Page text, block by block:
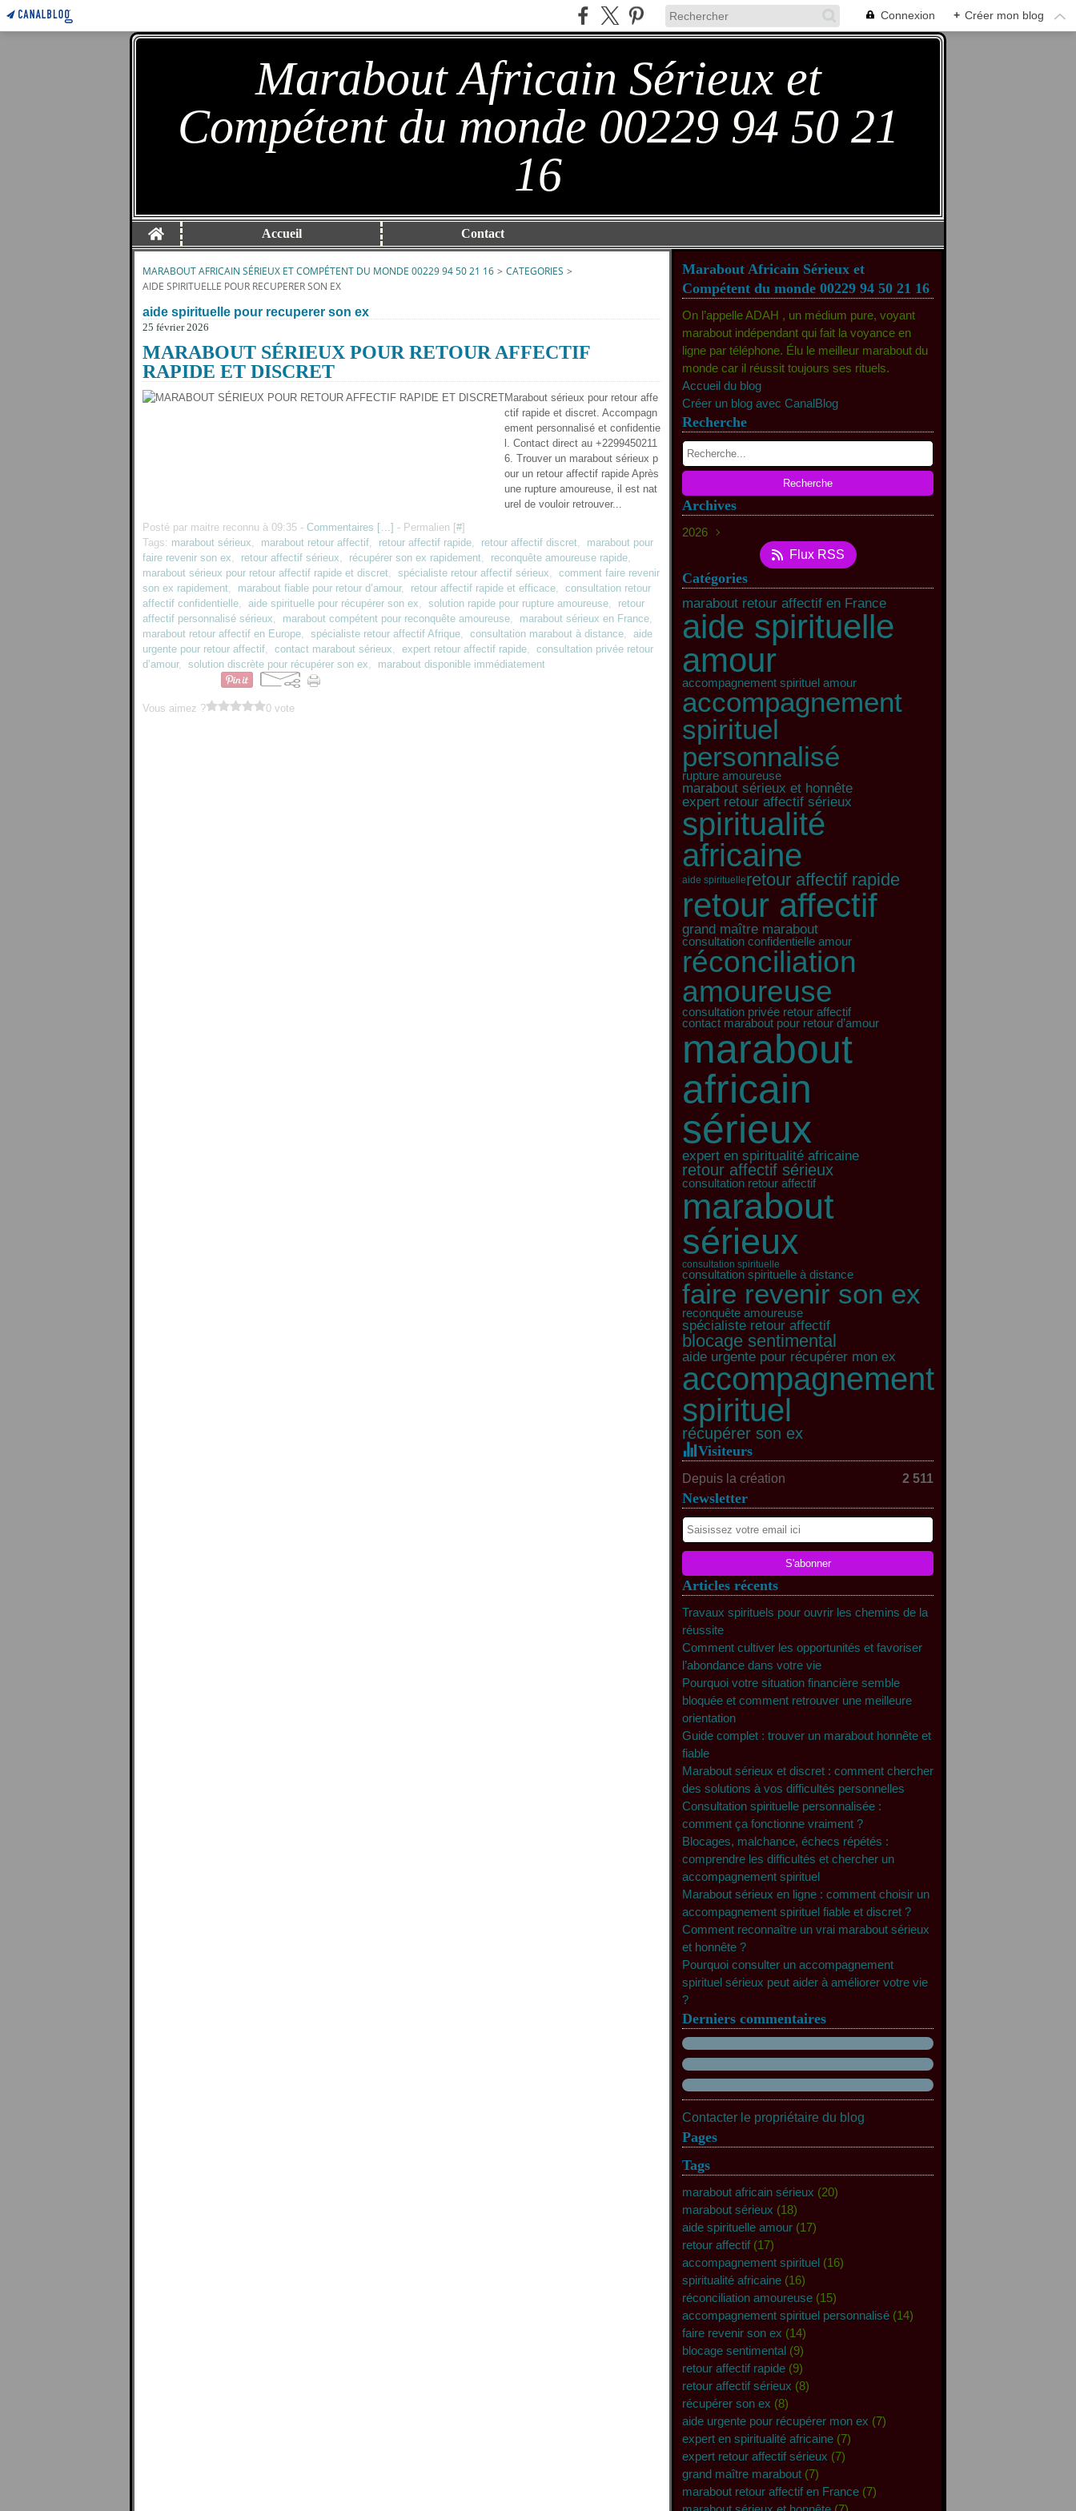
Connexion + Créer mon blog
Marabout Africain Sérieux et
Compétent du monde 00229 94 50 21
16
Home Accueil Contact
MARABOUT AFRICAIN SÉRIEUX ET COMPÉTENT DU MONDE 00229 94 50 21 16 > CATEGORIES >
AIDE SPIRITUELLE POUR RECUPERER SON EX
aide spirituelle pour recuperer son ex
25 février 2026
MARABOUT SÉRIEUX POUR RETOUR AFFECTIF
RAPIDE ET DISCRET
Marabout sérieux pour retour affe
ctif rapide et discret. Accompagn
ement personnalisé et confidentie
l. Contact direct au +2299450211
6. Trouver un marabout sérieux p
our un retour affectif rapide Après
une rupture amoureuse, il est nat
urel de vouloir retrouver...
Posté par maitre reconnu à 09:35 - Commentaires […] - Permalien [#]
Tags: marabout sérieux, marabout retour affectif, retour affectif rapide, retour affectif discret, marabout pour
faire revenir son ex, retour affectif sérieux, récupérer son ex rapidement, reconquête amoureuse rapide,
marabout sérieux pour retour affectif rapide et discret, spécialiste retour affectif sérieux, comment faire revenir
son ex rapidement, marabout fiable pour retour d’amour, retour affectif rapide et efficace, consultation retour
affectif confidentielle, aide spirituelle pour récupérer son ex, solution rapide pour rupture amoureuse, retour
affectif personnalisé sérieux, marabout compétent pour reconquête amoureuse, marabout sérieux en France,
marabout retour affectif en Europe, spécialiste retour affectif Afrique, consultation marabout à distance, aide
urgente pour retour affectif, contact marabout sérieux, expert retour affectif rapide, consultation privée retour
d’amour, solution discrète pour récupérer son ex, marabout disponible immédiatement
Vous aimez ? 0 vote
Marabout Africain Sérieux et
Compétent du monde 00229 94 50 21 16
On l’appelle ADAH , un médium pure, voyant
marabout indépendant qui fait la voyance en
ligne par téléphone. Élu le meilleur marabout du
monde car il réussit toujours ses rituels.
Accueil du blog
Créer un blog avec CanalBlog
Recherche
Archives
2026
Flux RSS
Catégories
marabout retour affectif en France
aide spirituelle
amour
accompagnement spirituel amour
accompagnement
spirituel
personnalisé
rupture amoureuse
marabout sérieux et honnête
expert retour affectif sérieux
spiritualité
africaine
aide spirituelleretour affectif rapide
retour affectif
grand maître marabout
consultation confidentielle amour
réconciliation
amoureuse
consultation privée retour affectif
contact marabout pour retour d’amour
marabout
africain
sérieux
expert en spiritualité africaine
retour affectif sérieux
consultation retour affectif
marabout
sérieux
consultation spirituelle
consultation spirituelle à distance
faire revenir son ex
reconquête amoureuse
spécialiste retour affectif
blocage sentimental
aide urgente pour récupérer mon ex
accompagnement
spirituel
récupérer son ex
Visiteurs
Depuis la création 2 511
Newsletter
Articles récents
Travaux spirituels pour ouvrir les chemins de la
réussite
Comment cultiver les opportunités et favoriser
l’abondance dans votre vie
Pourquoi votre situation financière semble
bloquée et comment retrouver une meilleure
orientation
Guide complet : trouver un marabout honnête et
fiable
Marabout sérieux et discret : comment chercher
des solutions à vos difficultés personnelles
Consultation spirituelle personnalisée :
comment ça fonctionne vraiment ?
Blocages, malchance, échecs répétés :
comprendre les difficultés et chercher un
accompagnement spirituel
Marabout sérieux en ligne : comment choisir un
accompagnement spirituel fiable et discret ?
Comment reconnaître un vrai marabout sérieux
et honnête ?
Pourquoi consulter un accompagnement
spirituel sérieux peut aider à améliorer votre vie
?
Derniers commentaires
Contacter le propriétaire du blog
Pages
Tags
marabout africain sérieux (20)
marabout sérieux (18)
aide spirituelle amour (17)
retour affectif (17)
accompagnement spirituel (16)
spiritualité africaine (16)
réconciliation amoureuse (15)
accompagnement spirituel personnalisé (14)
faire revenir son ex (14)
blocage sentimental (9)
retour affectif rapide (9)
retour affectif sérieux (8)
récupérer son ex (8)
aide urgente pour récupérer mon ex (7)
expert en spiritualité africaine (7)
expert retour affectif sérieux (7)
grand maître marabout (7)
marabout retour affectif en France (7)